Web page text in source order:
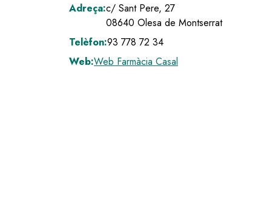
Adreça:c/ Sant Pere, 27
08640 Olesa de Montserrat
Telèfon:93 778 72 34
Web:Web Farmàcia Casal